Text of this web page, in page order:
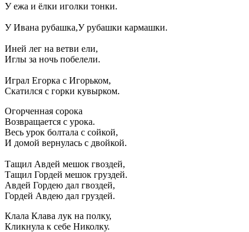
У ежа и ёлки иголки тонки.
У Ивана рубашка,У рубашки кармашки.
Иней лег на ветви ели,
Иглы за ночь побелели.
Играл Егорка с Игорьком,
Скатился с горки кувырком.
Огорченная сорока
Возвращается с урока.
Весь урок болтала с сойкой,
И домой вернулась с двойкой.
Тащил Авдей мешок гвоздей,
Тащил Гордей мешок груздей.
Авдей Гордею дал гвоздей,
Гордей Авдею дал груздей.
Клала Клава лук на полку,
Кликнула к себе Николку.